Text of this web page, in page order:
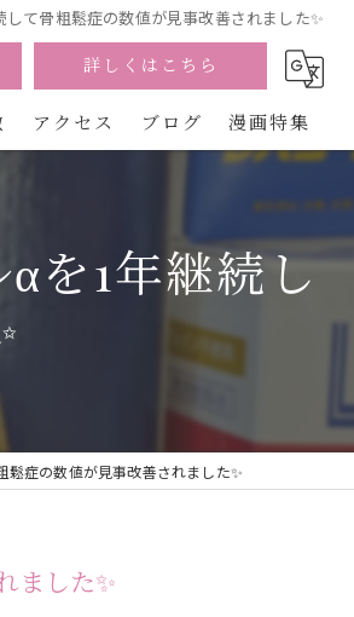
て骨粗鬆症の数値が見事改善されました✨
詳しくはこちら
アクセス ブログ 漫画特集
を1年継続し
症の数値が見事改善されました✨
ました✨